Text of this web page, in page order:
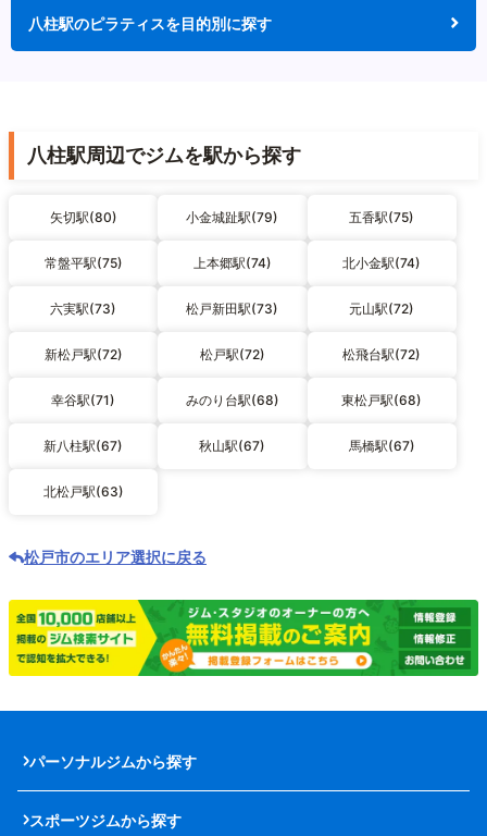
八柱駅のピラティスを目的別に探す
八柱駅周辺でジムを駅から探す
矢切駅(80) 小金城趾駅(79) 五香駅(75)
常盤平駅(75) 上本郷駅(74) 北小金駅(74)
六実駅(73) 松戸新田駅(73) 元山駅(72)
新松戸駅(72) 松戸駅(72) 松飛台駅(72)
幸谷駅(71) みのり台駅(68) 東松戸駅(68)
新八柱駅(67) 秋山駅(67) 馬橋駅(67)
北松戸駅(63)
松戸市のエリア選択に戻る
パーソナルジムから探す
スポーツジムから探す